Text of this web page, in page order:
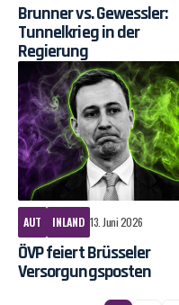
Brunner vs. Gewessler:
Tunnelkrieg in der
Regierung
AUT INLAND 13. Juni 2026
ÖVP feiert Brüsseler
Versorgungsposten